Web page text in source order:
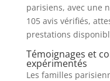
parisiens, avec une
105 avis vérifiés,
prestations
Témoignages et
expérimentés
Les familles